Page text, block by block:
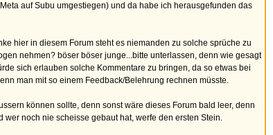
auf Subu umgestiegen) und da habe ich herausgefunden das
hier in diesem Forum steht es niemanden zu solche sprüche zu
nehmen? böser böser junge...bitte unterlassen, denn wie gesagt
sich erlauben solche Kommentare zu bringen, da so etwas bei
man mit so einem Feedback/Belehrung rechnen müsste.
können sollte, denn sonst wäre dieses Forum bald leer, denn
noch nie scheisse gebaut hat, werfe den ersten Stein.